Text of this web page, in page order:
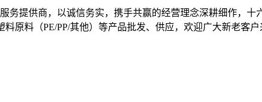
务提供商，以诚信务实，携手共赢的经营理念深耕细作，十
原料（PE/PP/其他）等产品批发、供应，欢迎广大新老客